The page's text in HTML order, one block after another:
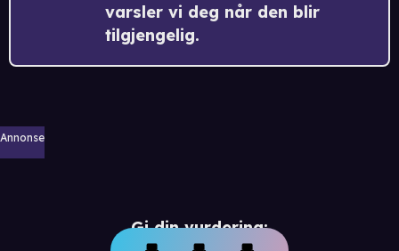
varsler vi deg når den blir
tilgjengelig.
Annonse
Gi din vurdering: